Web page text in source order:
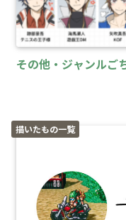
その他・ジャンルご
描いたもの一覧